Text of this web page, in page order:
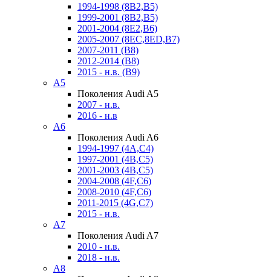
1994-1998 (8B2,B5)
1999-2001 (8B2,B5)
2001-2004 (8E2,B6)
2005-2007 (8EC,8ED,B7)
2007-2011 (B8)
2012-2014 (B8)
2015 - н.в. (B9)
A5
Поколения Audi A5
2007 - н.в.
2016 - н.в
A6
Поколения Audi A6
1994-1997 (4A,C4)
1997-2001 (4B,C5)
2001-2003 (4B,C5)
2004-2008 (4F,C6)
2008-2010 (4F,C6)
2011-2015 (4G,C7)
2015 - н.в.
A7
Поколения Audi A7
2010 - н.в.
2018 - н.в.
A8